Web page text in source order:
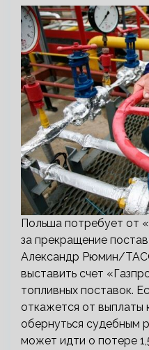
Польша потребует от
за прекращение
Александр Рюмин/
выставить счет
топливных поставок.
откажется от выплаты
обернуться судебным
может идти о потере